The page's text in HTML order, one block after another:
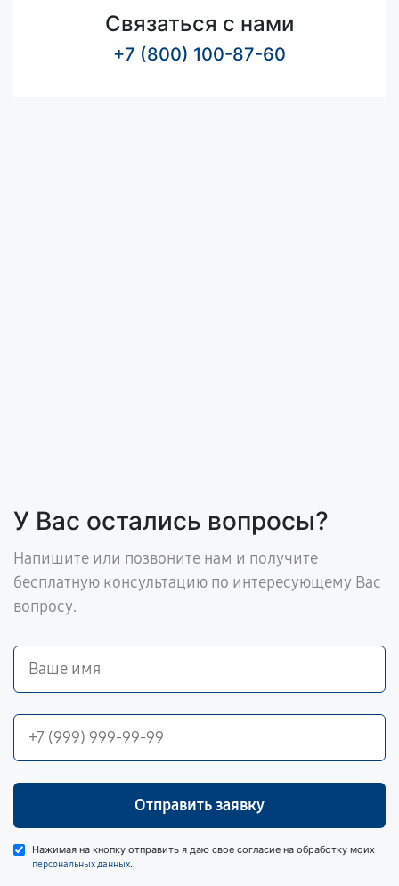
Связаться с нами
+7 (800) 100-87-60
У Вас остались вопросы?
Напишите или позвоните нам и получите
бесплатную консультацию по интересующему Вас
вопросу.
Отправить заявку
Нажимая на кнопку отправить я даю свое согласие на обработку моих
персональных данных.